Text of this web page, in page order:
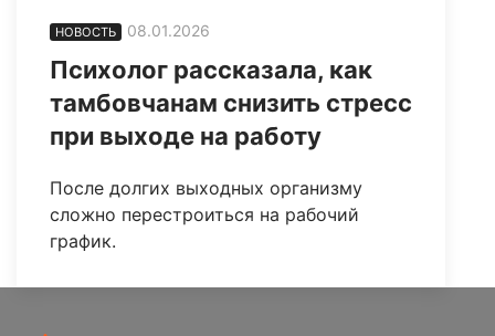
НОВОСТЬ 08.01.2026
Психолог рассказала, как
тамбовчанам снизить стресс
при выходе на работу
После долгих выходных организму
сложно перестроиться на рабочий
график.